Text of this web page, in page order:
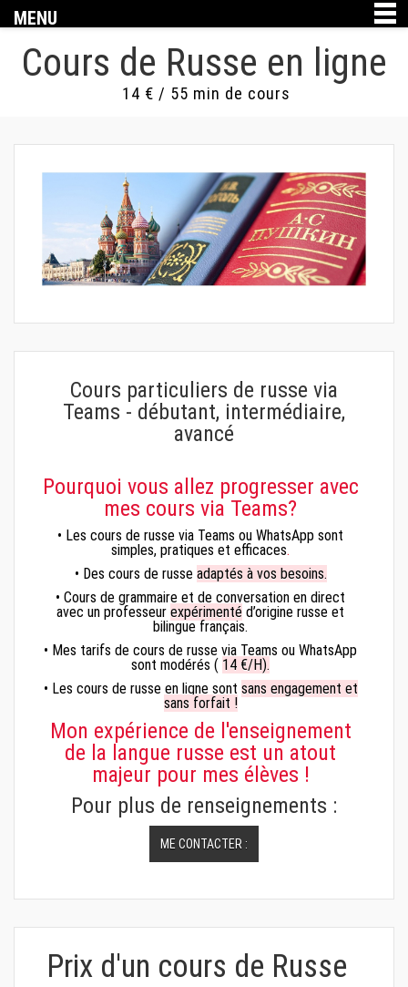
MENU
Cours de Russe en ligne
14 € / 55 min de cours
Cours particuliers de russe via
Teams - débutant, intermédiaire,
avancé
Pourquoi vous allez progresser avec
mes cours via Teams?
• Les cours de russe via Teams ou WhatsApp sont
simples, pratiques et efficaces.
• Des cours de russe adaptés à vos besoins.
• Cours de grammaire et de conversation en direct
avec un professeur expérimenté d’origine russe et
bilingue français.
• Mes tarifs de cours de russe via Teams ou WhatsApp
sont modérés ( 14 €/H).
• Les cours de russe en ligne sont sans engagement et
sans forfait !
Mon expérience de l'enseignement
de la langue russe est un atout
majeur pour mes élèves !
Pour plus de renseignements :
ME CONTACTER :
Prix d'un cours de Russe